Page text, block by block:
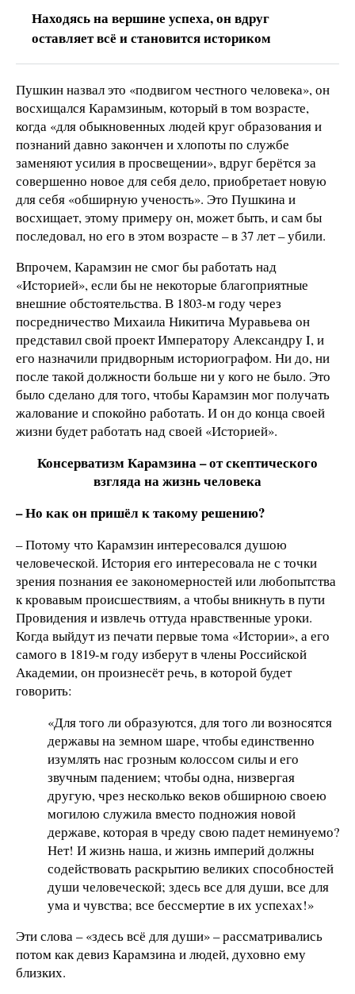
Находясь на вершине успеха, он вдруг
оставляет всё и становится историком
Пушкин назвал это «подвигом честного человека», он
восхищался Карамзиным, который в том возрасте,
когда «для обыкновенных людей круг образования и
познаний давно закончен и хлопоты по службе
заменяют усилия в просвещении», вдруг берётся за
совершенно новое для себя дело, приобретает новую
для себя «обширную ученость». Это Пушкина и
восхищает, этому примеру он, может быть, и сам бы
последовал, но его в этом возрасте – в 37 лет – убили.
Впрочем, Карамзин не смог бы работать над
«Историей», если бы не некоторые благоприятные
внешние обстоятельства. В 1803-м году через
посредничество Михаила Никитича Муравьева он
представил свой проект Императору Александру I, и
его назначили придворным историографом. Ни до, ни
после такой должности больше ни у кого не было. Это
было сделано для того, чтобы Карамзин мог получать
жалование и спокойно работать. И он до конца своей
жизни будет работать над своей «Историей».
Консерватизм Карамзина – от скептического
взгляда на жизнь человека
– Но как он пришёл к такому решению?
– Потому что Карамзин интересовался душою
человеческой. История его интересовала не с точки
зрения познания ее закономерностей или любопытства
к кровавым происшествиям, а чтобы вникнуть в пути
Провидения и извлечь оттуда нравственные уроки.
Когда выйдут из печати первые тома «Истории», а его
самого в 1819-м году изберут в члены Российской
Академии, он произнесёт речь, в которой будет
говорить:
«Для того ли образуются, для того ли возносятся
державы на земном шаре, чтобы единственно
изумлять нас грозным колоссом силы и его
звучным падением; чтобы одна, низвергая
другую, чрез несколько веков обширною своею
могилою служила вместо подножия новой
державе, которая в чреду свою падет неминуемо?
Нет! И жизнь наша, и жизнь империй должны
содействовать раскрытию великих способностей
души человеческой; здесь все для души, все для
ума и чувства; все бессмертие в их успехах!»
Эти слова – «здесь всё для души» – рассматривались
потом как девиз Карамзина и людей, духовно ему
близких.